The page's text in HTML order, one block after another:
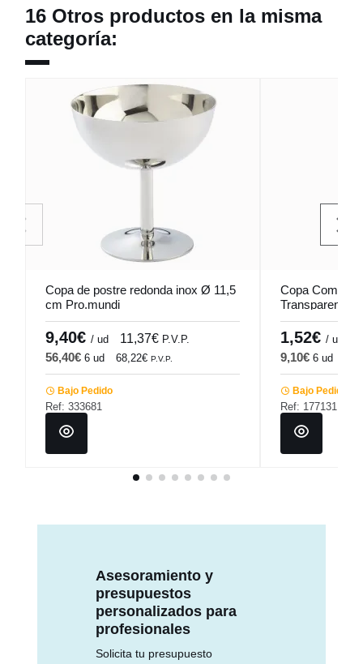
16 Otros productos en la misma
categoría:
Copa de postre redonda inox Ø 11,5
cm Pro.mundi
9,40€ / ud 11,37€ P.V.P.
56,40€ 6 ud 68,22€ P.V.P.
Bajo Pedido
Ref: 333681
Copa
Transparente
1,52€ / ud
9,10€ 6 ud
Bajo Pedido
Ref: 177131
Asesoramiento y
presupuestos
personalizados para
profesionales
Solicita tu presupuesto